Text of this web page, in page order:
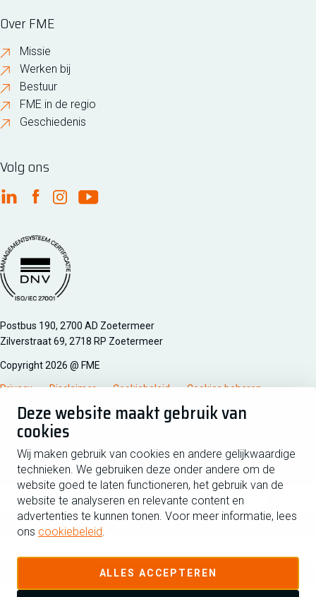
Deze website maakt gebruik van
cookies
Wij maken gebruik van cookies en andere gelijkwaardige
technieken. We gebruiken deze onder andere om de
website goed te laten functioneren, het gebruik van de
website te analyseren en relevante content en
advertenties te kunnen tonen. Voor meer informatie, lees
ons cookiebeleid.
ALLES ACCEPTEREN
Over FME
Missie
Werken bij
Bestuur
FME in de regio
Geschiedenis
Volg ons
FME Linkedin
FME Facebook
FME Instagram
FME Youtube
Managementsyteem certificatie DNV iso/iec 27001
Postbus 190, 2700 AD Zoetermeer
Zilverstraat 69, 2718 RP Zoetermeer
Copyright 2026 @ FME
Privacy Disclaimer Cookiebeleid Cookies beheren
Schrijf je in voor de nieuwsbrief
Voornaam
Achternaam